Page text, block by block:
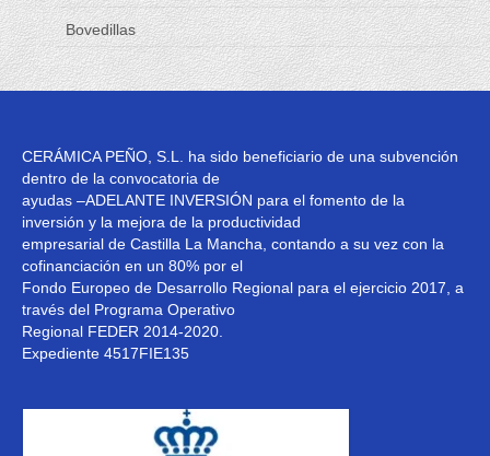
Comercializados
Objetos BIM
Blog
Noticias
Bovedillas
CERÁMICA PEÑO, S.L. ha sido beneficiario de una subvención
dentro de la convocatoria de
ayudas –ADELANTE INVERSIÓN para el fomento de la
inversión y la mejora de la productividad
empresarial de Castilla La Mancha, contando a su vez con la
cofinanciación en un 80% por el
Fondo Europeo de Desarrollo Regional para el ejercicio 2017, a
través del Programa Operativo
Regional FEDER 2014-2020.
Expediente 4517FIE135